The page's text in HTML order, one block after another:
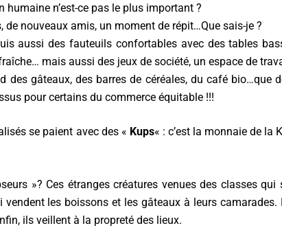
humaine n’est-ce pas le plus important ?
de nouveaux amis, un moment de répit…Que sais-je ?
aussi des fauteuils confortables avec des tables
mais aussi des jeux de société, un espace de
des gâteaux, des barres de céréales, du café bio…que
pour certains du commerce équitable !!!
se paient avec des « Kups« : c’est la monnaie de la
»? Ces étranges créatures venues des classes
vendent les boissons et les gâteaux à leurs
ils veillent à la propreté des lieux.